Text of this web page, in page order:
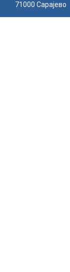
71000 Сарајево